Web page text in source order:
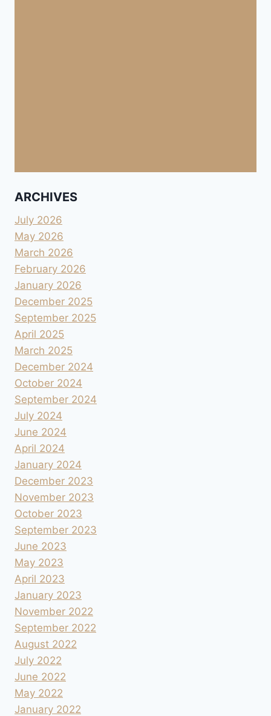
ARCHIVES
July 2026
May 2026
March 2026
February 2026
January 2026
December 2025
September 2025
April 2025
March 2025
December 2024
October 2024
September 2024
July 2024
June 2024
April 2024
January 2024
December 2023
November 2023
October 2023
September 2023
June 2023
May 2023
April 2023
January 2023
November 2022
September 2022
August 2022
July 2022
June 2022
May 2022
January 2022